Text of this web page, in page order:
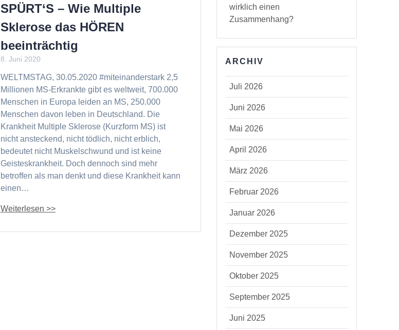
SPÜRT‘S – Wie Multiple
Sklerose das HÖREN
beeinträchtig
8. Juni 2020
WELTMSTAG, 30.05.2020 #miteinanderstark 2,5
Millionen MS-Erkrankte gibt es weltweit, 700.000
Menschen in Europa leiden an MS, 250.000
Menschen davon leben in Deutschland. Die
Krankheit Multiple Sklerose (Kurzform MS) ist
nicht ansteckend, nicht tödlich, nicht erblich,
bedeutet nicht Muskelschwund und ist keine
Geisteskrankheit. Doch dennoch sind mehr
betroffen als man denkt und diese Krankheit kann
einen…
wirklich einen
Zusammenhang?
ARCHIV
Juli 2026
Juni 2026
Mai 2026
April 2026
März 2026
Februar 2026
Januar 2026
Dezember 2025
November 2025
Oktober 2025
September 2025
Juni 2025